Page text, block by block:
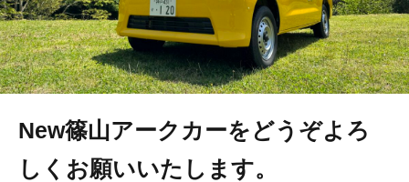
New篠山アークカーをどうぞよろ
しくお願いいたします。